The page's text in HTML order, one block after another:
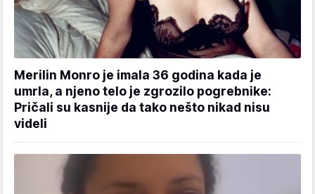
Merilin Monro je imala 36 godina kada je
umrla, a njeno telo je zgrozilo pogrebnike:
Pričali su kasnije da tako nešto nikad nisu
videli